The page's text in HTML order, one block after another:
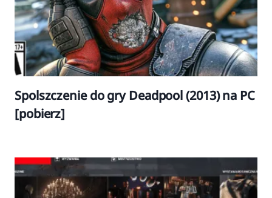
Spolszczenie do gry Deadpool (2013) na PC
[pobierz]